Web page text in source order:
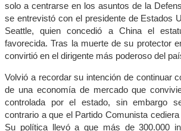
solo a centrarse en los asuntos de la
se entrevistó con el presidente de Estados
Seattle, quien concedió a China el
favorecida. Tras la muerte de su protector
convirtió en el dirigente más poderoso del
Volvió a recordar su intención de continuar
de una economía de mercado que
controlada por el estado, sin embargo
contrario a que el Partido Comunista
Su política llevó a que más de 300.000